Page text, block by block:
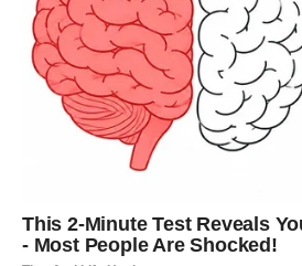
Jasne znakove intuicije
– Rak
činiti.
Decembar Rakovima donosi osećaj
neko iznad njih stalno tu. Da ih
je prvi put posle dužeg perioda da
„Dobro sam. Napokon sam dobro.”
DEVICA – Anđeli